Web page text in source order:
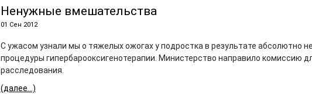
Ненужные вмешательства
01 Сен 2012
С ужасом узнали мы о тяжелых ожогах у подростка в результате абсолютно
процедуры гипербарооксигенотерапии. Министерство направило комиссию
расследования.
(далее…)